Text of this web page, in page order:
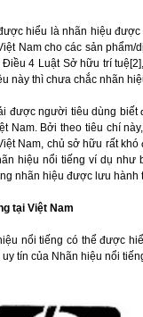
hiểu là nhãn hiệu
Nam cho các sản
4 Luật Sở hữu trí
này thì chưa chắc nhãn
được người tiêu dùng
Nam. Bởi theo tiêu chí
Nam, chủ sở hữu rất
hiệu nổi tiếng ví dụ
nhãn hiệu được lưu
tại Việt Nam
nổi tiếng có thể được
tín của Nhãn hiệu nổi